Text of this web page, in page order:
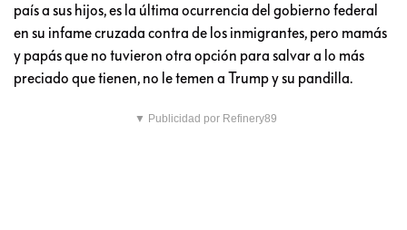
país a sus hijos, es la última ocurrencia del gobierno federal
en su infame cruzada contra de los inmigrantes, pero mamás
y papás que no tuvieron otra opción para salvar a lo más
preciado que tienen, no le temen a Trump y su pandilla.
▼ Publicidad por Refinery89